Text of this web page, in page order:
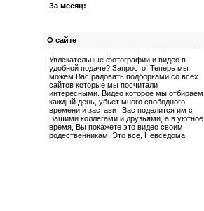
За месяц:
О сайте
Увлекательные фотографии и видео в
удобной подаче? Запросто! Теперь мы
можем Вас радовать подборками со всех
сайтов которые мы посчитали
интересными. Видео которое мы отбираем
каждый день, убьет много свободного
времени и заставит Вас поделится им с
Вашими коллегами и друзьями, а в уютное
время, Вы покажете это видео своим
родественникам. Это все, Невседома.